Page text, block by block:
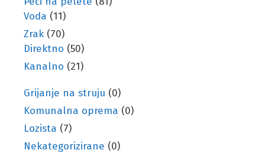
Voda (11)
Zrak (70)
Direktno (50)
Kanalno (21)
Grijanje na struju (0)
Komunalna oprema (0)
Lozista (7)
Nekategorizirane (0)